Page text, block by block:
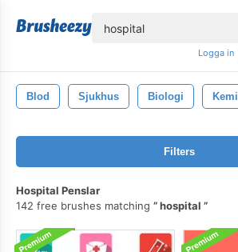
Logga in
Blod Sjukhus Biologi Kemi
Filters
Hospital Penslar
142 free brushes matching
hospital